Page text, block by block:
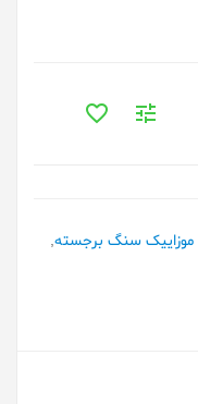
موزاییک سنگ برجسته,